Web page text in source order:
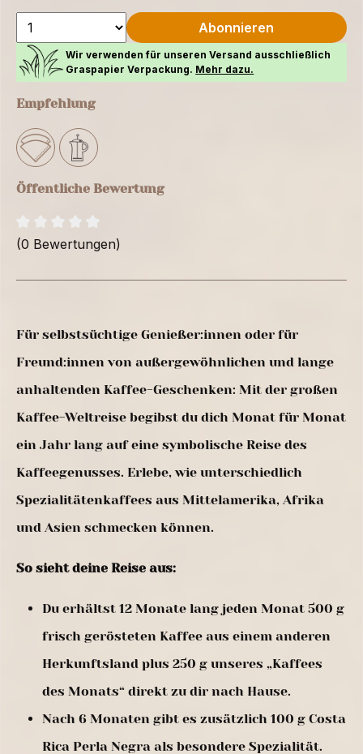
Abonnieren
Wir verwenden für unseren Versand ausschließlich
Graspapier Verpackung. Mehr dazu.
Empfehlung
Öffentliche Bewertung
(0 Bewertungen)
Für selbstsüchtige Genießer:innen oder für
Freund:innen von außergewöhnlichen und lange
anhaltenden Kaffee-Geschenken: Mit der großen
Kaffee-Weltreise begibst du dich Monat für Monat
ein Jahr lang auf eine symbolische Reise des
Kaffeegenusses. Erlebe, wie unterschiedlich
Spezialitätenkaffees aus Mittelamerika, Afrika
und Asien schmecken können.
So sieht deine Reise aus:
Du erhältst 12 Monate lang jeden Monat 500 g
frisch gerösteten Kaffee aus einem anderen
Herkunftsland plus 250 g unseres „Kaffees
des Monats“ direkt zu dir nach Hause.
Nach 6 Monaten gibt es zusätzlich 100 g Costa
Rica Perla Negra als besondere Spezialität.